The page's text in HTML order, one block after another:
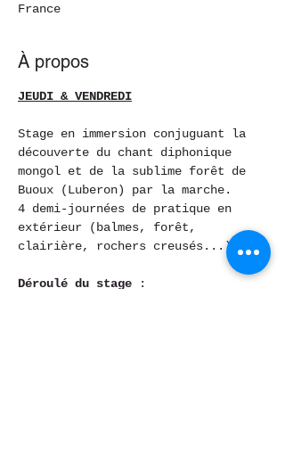
France
À propos
JEUDI & VENDREDI
Stage en immersion conjuguant la
découverte du chant diphonique
mongol et de la sublime forêt de
Buoux (Luberon) par la marche.
4 demi-journées de pratique en
extérieur (balmes, forêt,
clairière, rochers creusés...)
Déroulé du stage :